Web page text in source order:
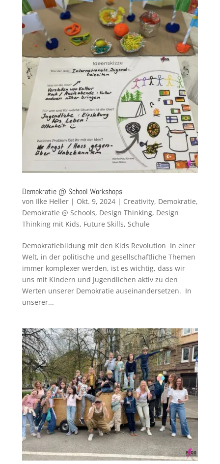
Demokratie @ School Workshops
von Ilke Heller| Okt. 9, 2024| Creativity, Demokratie,
Demokratie @ Schools, Design Thinking, Design
Thinking mit Kids, Future Skills, Schule
Demokratiebildung mit den Kids Revolution In einer
Welt, in der politische und gesellschaftliche Themen
immer komplexer werden, ist es wichtig, dass wir
uns mit Kindern und Jugendlichen aktiv zu den
Werten unserer Demokratie auseinandersetzen. In
unserer...